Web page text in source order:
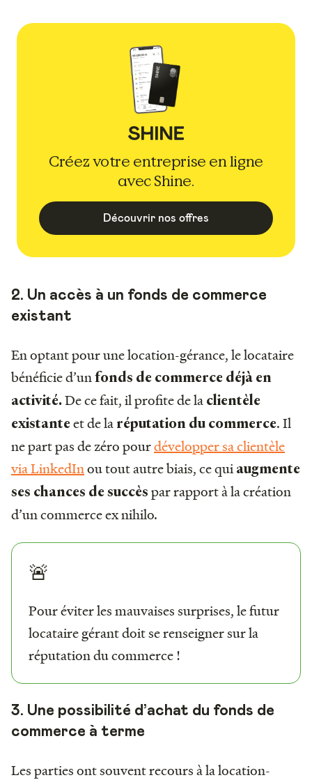
Créez votre entreprise en ligne
avec Shine.
Découvrir nos offres
2. Un accès à un fonds de commerce
existant
En optant pour une location-gérance, le locataire
bénéficie d’unfonds de commerce déjà en
activité.De ce fait, il profite de la clientèle
existanteet de la réputation du commerce. Il
ne part pas de zéro pourdévelopper sa clientèle
via LinkedInou tout autre biais, ce qui augmente
ses chances de succès par rapport à la création
d’un commerce ex nihilo.
🚨
Pour éviter les mauvaises surprises, le futur
locataire gérant doit se renseigner sur la
réputation du commerce !
3. Une possibilité d’achat du fonds de
commerce à terme
Les parties ont souvent recours à la location-